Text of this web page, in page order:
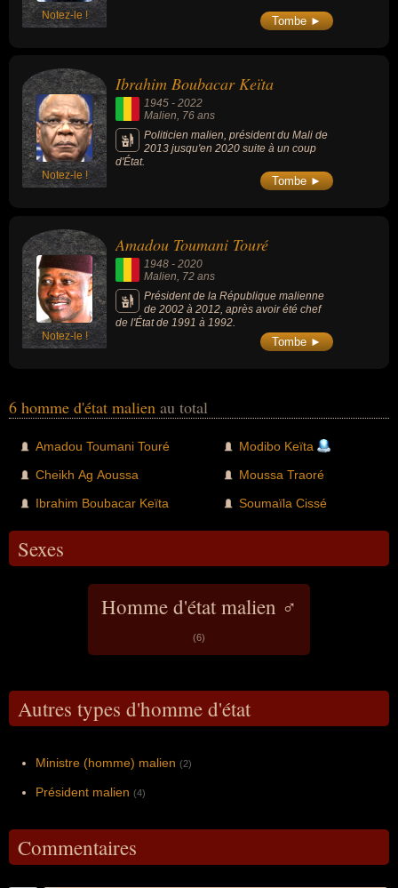
Notez-le ! Tombe ►
Notez-le !
Ibrahim Boubacar Keïta
1945 - 2022
Malien, 76 ans
Politicien malien, président du Mali de
2013 jusqu'en 2020 suite à un coup
d'État.
Tombe ►
Notez-le !
Amadou Toumani Touré
1948 - 2020
Malien , 72 ans
Président de la République malienne
de 2002 à 2012, après avoir été chef
de l'État de 1991 à 1992.
Tombe ►
6 homme d'état malien au total
Amadou Toumani Touré
Cheikh Ag Aoussa
Ibrahim Boubacar Keïta
Modibo Keïta
Moussa Traoré
Soumaïla Cissé
Sexes
Homme d'état malien ♂
(6)
Autres types d'homme d'état
Ministre (homme) malien (2)
Président malien (4)
Commentaires